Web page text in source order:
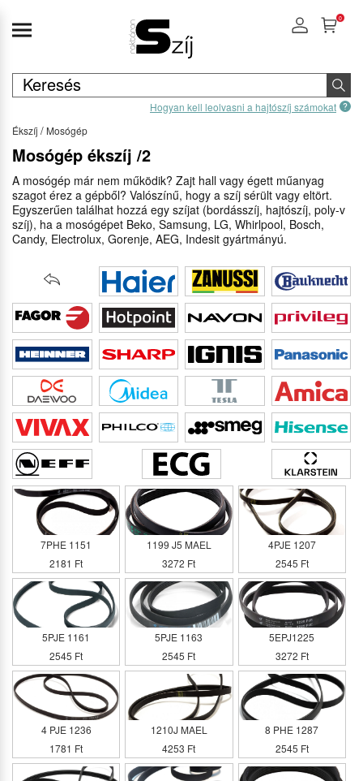
Hogyan kell leolvasni a hajtószíj számokat
0
Ékszíj Mosógép
Mosógép ékszíj /2
A mosógép már nem működik? Zajt hall vagy égett műanyag
szagot érez a gépből? Valószínű, hogy a szíj sérült vagy eltört.
Egyszerűen találhat hozzá egy szíjat (bordásszíj, hajtószíj, poly-v
szíj), ha a mosógépet Beko, Samsung, LG, Whirlpool, Bosch,
Candy, Electrolux, Gorenje, AEG, Indesit gyártmányú.
7PHE 1151
2181 Ft
1199 J5 MAEL
3272 Ft
4PJE 1207
2545 Ft
5PJE 1161
2545 Ft
5PJE 1163
2545 Ft
5EPJ1225
3272 Ft
4 PJE 1236
1781 Ft
1210J MAEL
4253 Ft
8 PHE 1287
2545 Ft